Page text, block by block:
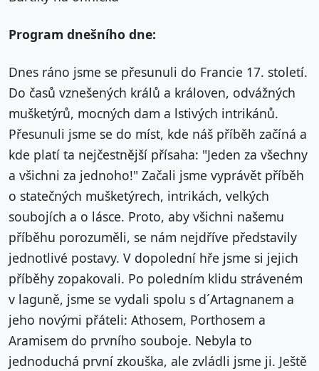
Program dnešního dne:
Dnes ráno jsme se přesunuli do Francie 17. století.
Do časů vznešených králů a královen, odvážných
mušketýrů, mocných dam a lstivých intrikánů.
Přesunuli jsme se do míst, kde náš příběh začíná a
kde platí ta nejčestnější přísaha: "Jeden za všechny
a všichni za jednoho!" Začali jsme vyprávět příběh
o statečných mušketýrech, intrikách, velkých
soubojích a o lásce. Proto, aby všichni našemu
příběhu porozuměli, se nám nejdříve představily
jednotlivé postavy. V dopolední hře jsme si jejich
příběhy zopakovali. Po poledním klidu stráveném
v laguně, jsme se vydali spolu s d´Artagnanem a
jeho novými přáteli: Athosem, Porthosem a
Aramisem do prvního souboje. Nebyla to
jednoduchá první zkouška, ale zvládli jsme ji. Ještě